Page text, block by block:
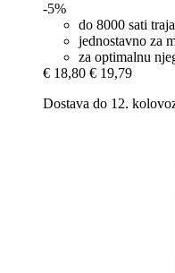
-5%
do 8000 sati
jednostavno za
za optimalnu
€ 18,80 € 19,79
Dostava do 12.